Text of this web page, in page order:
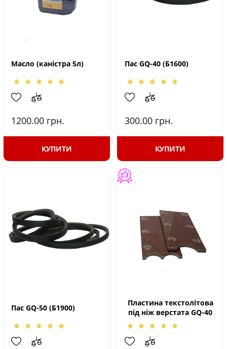
Масло (каністра 5л)
1200.00 грн.
КУПИТИ
Пас GQ-40 (Б1600)
300.00 грн.
КУПИТИ
Пас GQ-50 (Б1900)
Пластина текстолітова
під ніж верстата GQ-40